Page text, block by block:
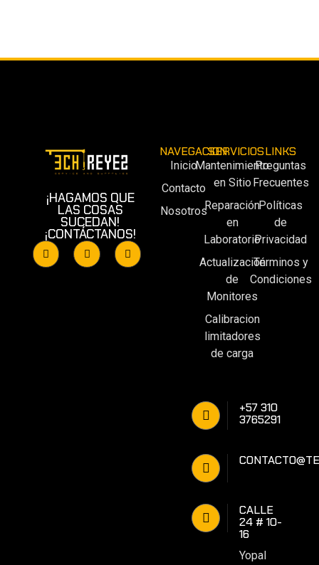
¡HAGAMOS QUE
LAS COSAS
SUCEDAN!
¡CONTÁCTANOS!
NAVEGACION
Inicio
Contacto
Nosotros
SERVICIOS
Mantenimiento
en Sitio
Reparación
en
Laboratorio
Actualización
de
Monitores
Calibracion
limitadores
de carga
LINKS
Preguntas
Frecuentes
Políticas
de
Privacidad
Términos y
Condiciones
+57 310
3765291
CALLE
24 # 10-
16
Yopal